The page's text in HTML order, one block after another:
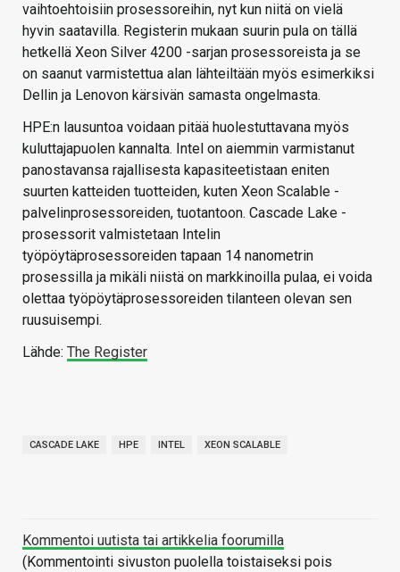
vaihtoehtoisiin prosessoreihin, nyt kun niitä on vielä
hyvin saatavilla. Registerin mukaan suurin pula on tällä
hetkellä Xeon Silver 4200 -sarjan prosessoreista ja se
on saanut varmistettua alan lähteiltään myös esimerkiksi
Dellin ja Lenovon kärsivän samasta ongelmasta.
HPE:n lausuntoa voidaan pitää huolestuttavana myös
kuluttajapuolen kannalta. Intel on aiemmin varmistanut
panostavansa rajallisesta kapasiteetistaan eniten
suurten katteiden tuotteiden, kuten Xeon Scalable -
palvelinprosessoreiden, tuotantoon. Cascade Lake -
prosessorit valmistetaan Intelin
työpöytäprosessoreiden tapaan 14 nanometrin
prosessilla ja mikäli niistä on markkinoilla pulaa, ei voida
olettaa työpöytäprosessoreiden tilanteen olevan sen
ruusuisempi.
Lähde: The Register
CASCADE LAKE HPE INTEL XEON SCALABLE
Kommentoi uutista tai artikkelia foorumilla
(Kommentointi sivuston puolella toistaiseksi pois